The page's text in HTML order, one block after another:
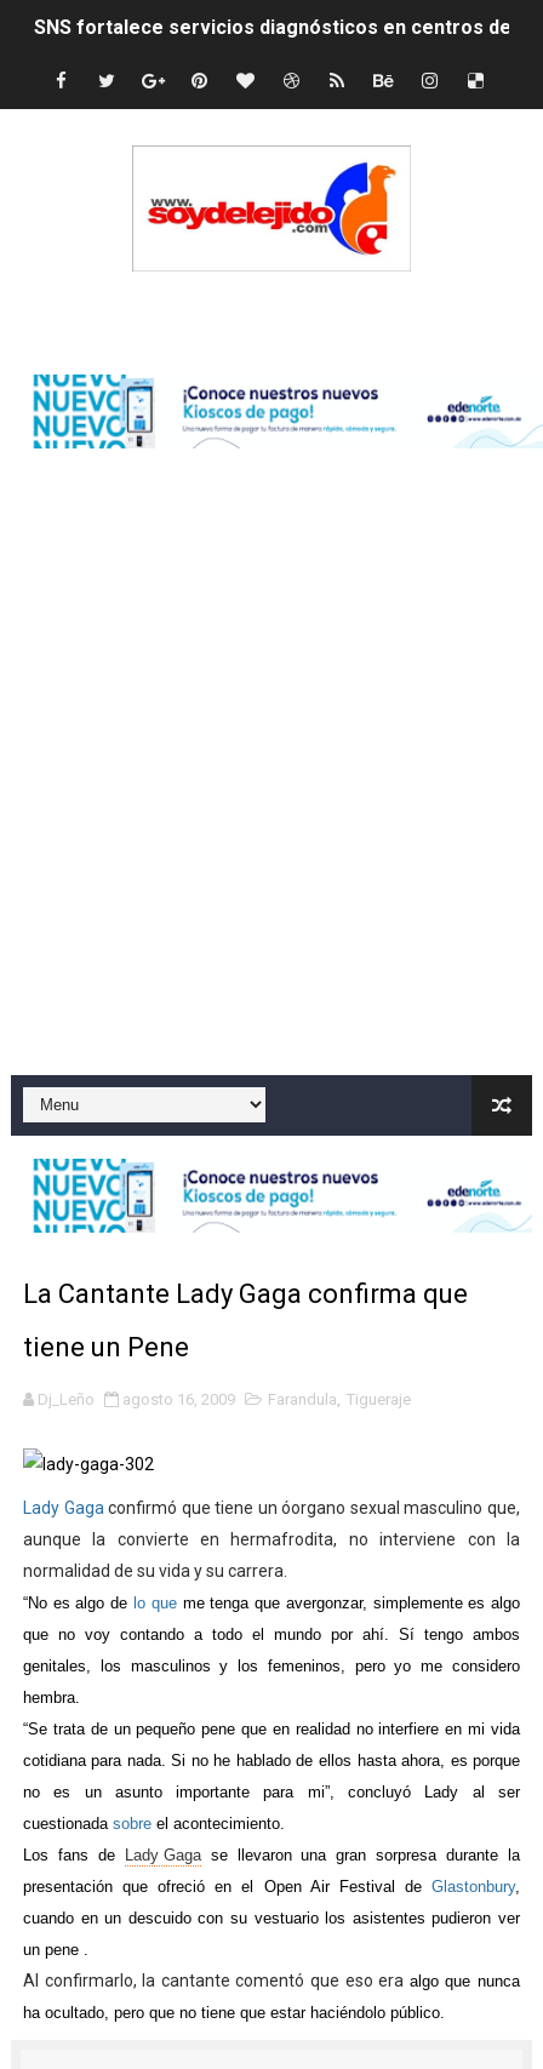
SNS fortalece servicios diagnósticos en centros de
PRM elige dirección unificada con Abinader, Garrigó y
Discusión familiar termina en muerte de un joven en
Coraasan construye parque solar de un megavatio
Precio del dólar hoy viernes 7 de agosto de 2026
Dólar bajó 9 cts. y era vendido a $58.53; el euro sigue a
Nuevo Código Penal entra en vigor en República
NY: Ultiman a puñaladas a un dominicano en Long Island
Incendio en tren de Manhattan deja 12 heridos
Lionel Messi y su familia despiden a su padre Jorge
La Cantante Lady Gaga confirma que
tiene un Pene
Dj_Leño agosto 16, 2009 Farandula, Tigueraje
Lady Gagaconfirmó que tiene un óorgano sexual masculino que,
aunque la convierte en hermafrodita, no interviene con la
normalidad de su vida y su carrera.
“No es algo de lo queme tenga que avergonzar, simplemente es algo
que no voy contando a todo el mundo por ahí. Sí tengo ambos
genitales, los masculinos y los femeninos, pero yo me considero
hembra.
“Se trata de un pequeño pene que en realidad no interfiere en mi vida
cotidiana para nada. Si no he hablado de ellos hasta ahora, es porque
no es un asunto importante para mi”, concluyó Lady al ser
cuestionada sobreel acontecimiento.
Los fans de
Lady Gagase llevaron una gran sorpresadurante la
presentación que ofreció en el Open Air Festival deGlastonbury,
cuando en un descuido con su vestuario los asistentes pudieron ver
un pene .
Al confirmarlo, la cantante comentó que eso era algo que nunca
ha ocultado, pero que no tiene que estar haciéndolo público.